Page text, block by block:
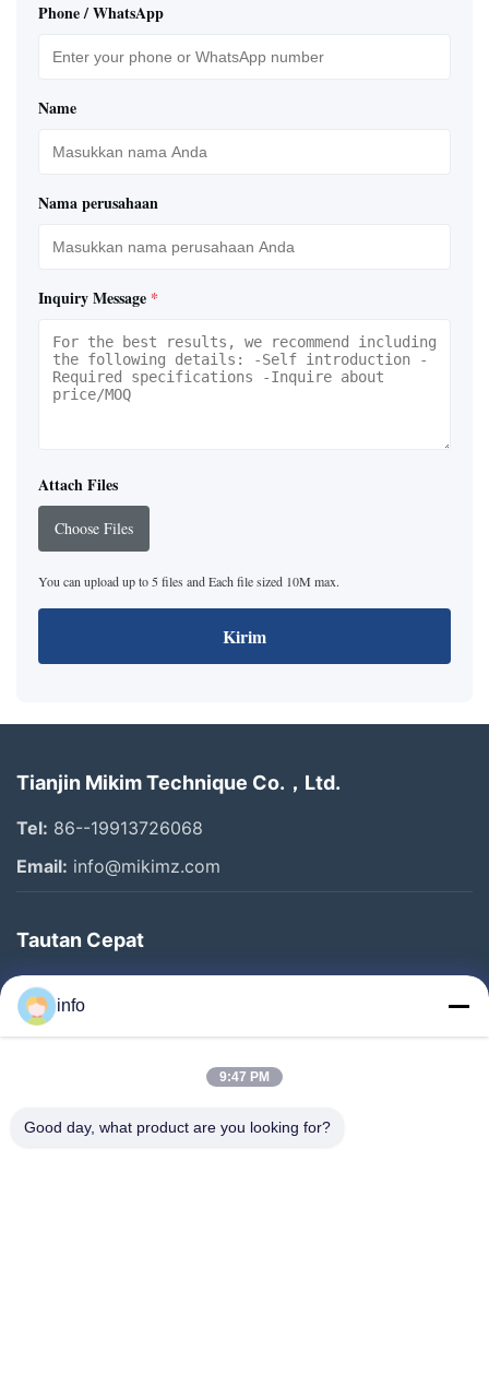
Phone / WhatsApp
Name
Nama perusahaan
Inquiry Message *
Attach Files
Choose Files
You can upload up to 5 files and Each file sized 10M max.
Kirim
Tianjin Mikim Technique Co.，Ltd.
Tel: 86--19913726068
Email: info@mikimz.com
Tautan Cepat
Rumah
Produk
Tur Pabrik
info
9:47 PM
Good day, what product are you looking for?